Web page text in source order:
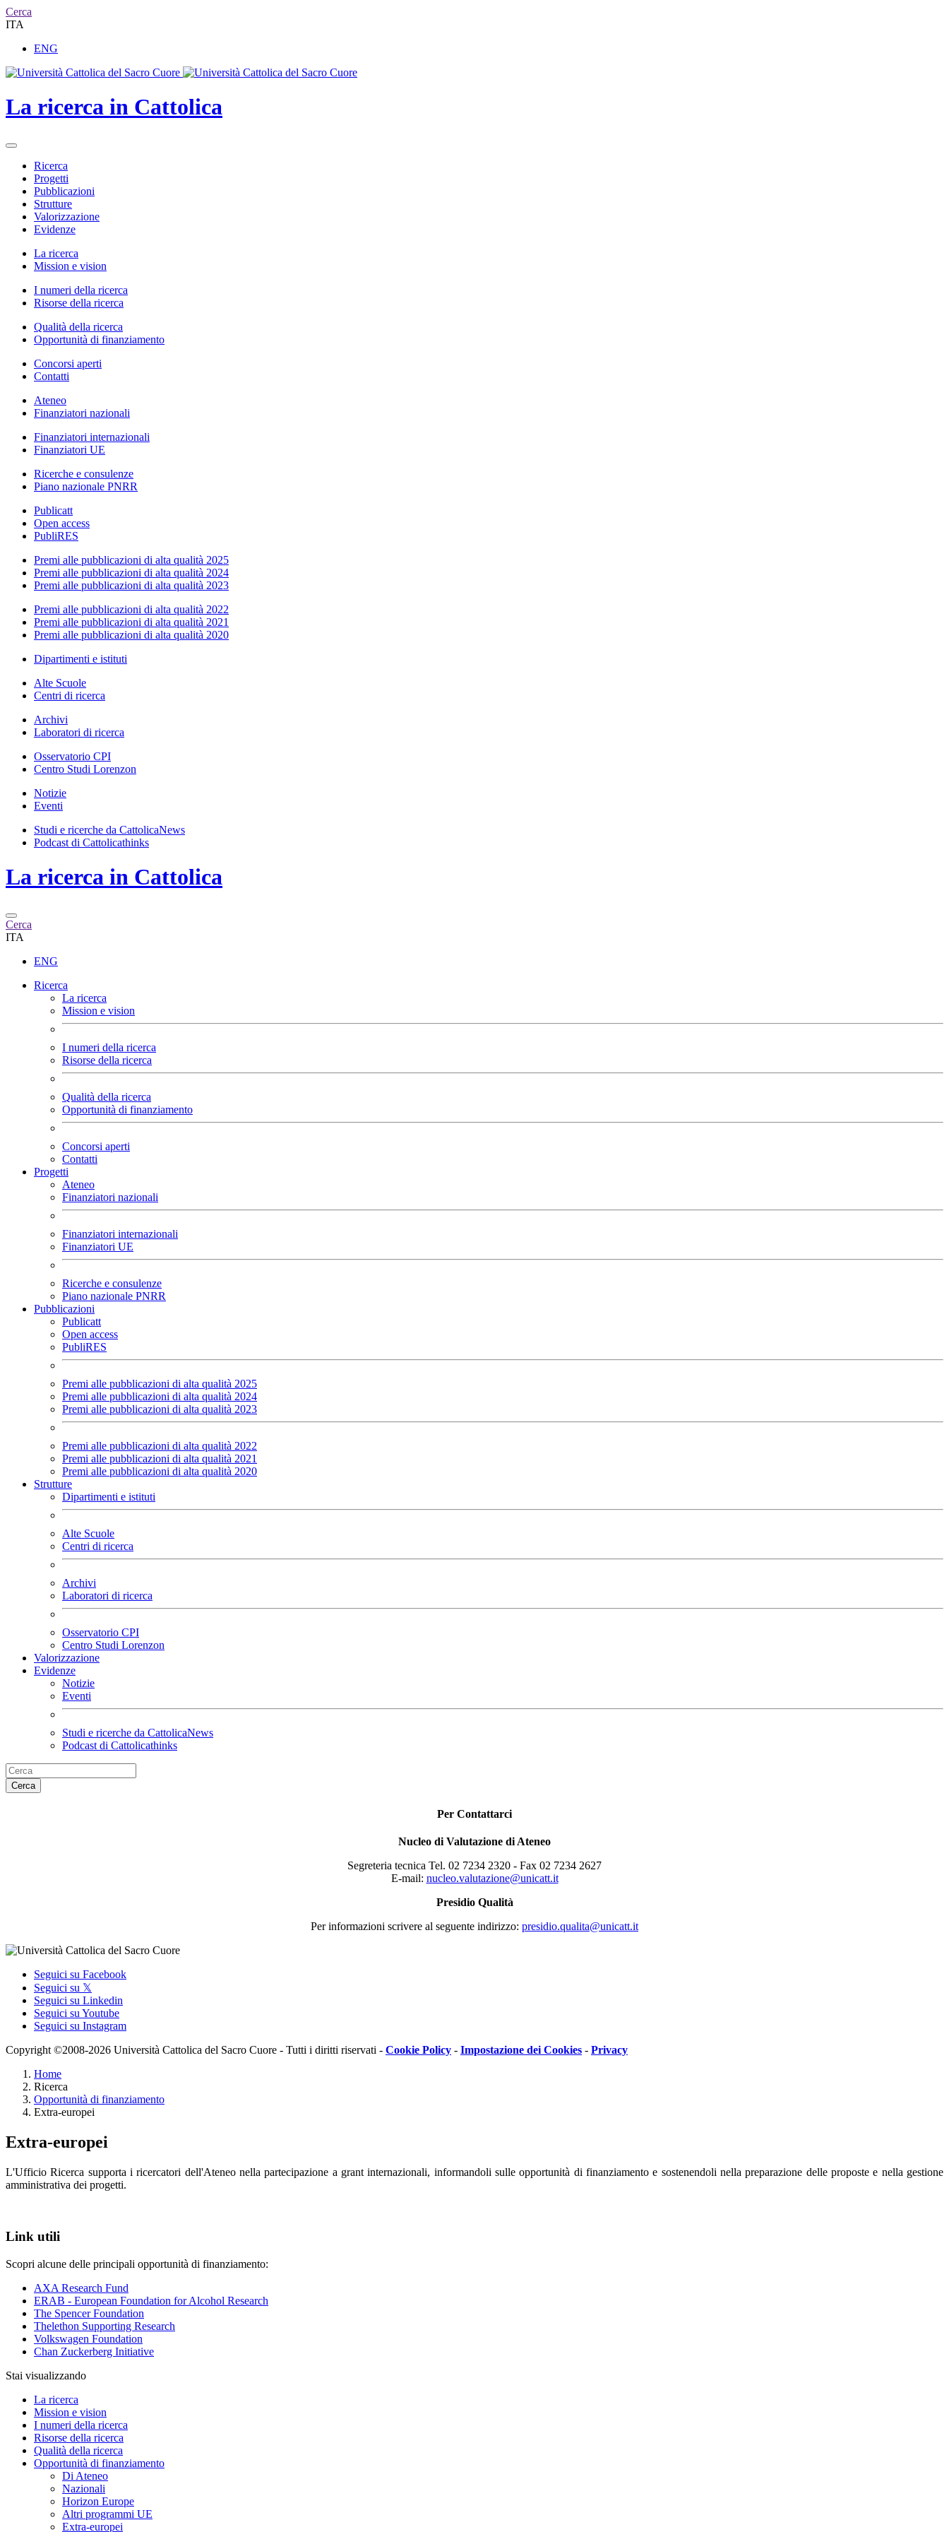
Cerca
ITA
ENG
La ricerca in Cattolica
Ricerca
Progetti
Pubblicazioni
Strutture
Valorizzazione
Evidenze
La ricerca
Mission e vision
I numeri della ricerca
Risorse della ricerca
Qualità della ricerca
Opportunità di finanziamento
Concorsi aperti
Contatti
Ateneo
Finanziatori nazionali
Finanziatori internazionali
Finanziatori UE
Ricerche e consulenze
Piano nazionale PNRR
Publicatt
Open access
PubliRES
Premi alle pubblicazioni di alta qualità 2025
Premi alle pubblicazioni di alta qualità 2024
Premi alle pubblicazioni di alta qualità 2023
Premi alle pubblicazioni di alta qualità 2022
Premi alle pubblicazioni di alta qualità 2021
Premi alle pubblicazioni di alta qualità 2020
Dipartimenti e istituti
Alte Scuole
Centri di ricerca
Archivi
Laboratori di ricerca
Osservatorio CPI
Centro Studi Lorenzon
Notizie
Eventi
Studi e ricerche da CattolicaNews
Podcast di Cattolicathinks
La ricerca in Cattolica
Cerca
ITA
ENG
Ricerca
La ricerca
Mission e vision
I numeri della ricerca
Risorse della ricerca
Qualità della ricerca
Opportunità di finanziamento
Concorsi aperti
Contatti
Progetti
Ateneo
Finanziatori nazionali
Finanziatori internazionali
Finanziatori UE
Ricerche e consulenze
Piano nazionale PNRR
Pubblicazioni
Publicatt
Open access
PubliRES
Premi alle pubblicazioni di alta qualità 2025
Premi alle pubblicazioni di alta qualità 2024
Premi alle pubblicazioni di alta qualità 2023
Premi alle pubblicazioni di alta qualità 2022
Premi alle pubblicazioni di alta qualità 2021
Premi alle pubblicazioni di alta qualità 2020
Strutture
Dipartimenti e istituti
Alte Scuole
Centri di ricerca
Archivi
Laboratori di ricerca
Osservatorio CPI
Centro Studi Lorenzon
Valorizzazione
Evidenze
Notizie
Eventi
Studi e ricerche da CattolicaNews
Podcast di Cattolicathinks
Cerca
Per Contattarci
Nucleo di Valutazione di Ateneo
Segreteria tecnica Tel. 02 7234 2320 - Fax 02 7234 2627
E-mail: nucleo.valutazione@unicatt.it
Presidio Qualità
Per informazioni scrivere al seguente indirizzo: presidio.qualita@unicatt.it
Seguici su Facebook
Seguici su 𝕏
Seguici su Linkedin
Seguici su Youtube
Seguici su Instagram
Copyright ©2008-2026 Università Cattolica del Sacro Cuore - Tutti i diritti riservati - Cookie Policy - Impostazione dei Cookies - Privacy
Home
Ricerca
Opportunità di finanziamento
Extra-europei
Extra-europei
L'Ufficio Ricerca supporta i ricercatori dell'Ateneo nella partecipazione a grant internazionali, informandoli sulle opportunità di finanziamento e sostenendoli nella preparazione delle proposte e nella gestione
amministrativa dei progetti.
Link utili
Scopri alcune delle principali opportunità di finanziamento:
AXA Research Fund
ERAB - European Foundation for Alcohol Research
The Spencer Foundation
Thelethon Supporting Research
Volkswagen Foundation
Chan Zuckerberg Initiative
Stai visualizzando
La ricerca
Mission e vision
I numeri della ricerca
Risorse della ricerca
Qualità della ricerca
Opportunità di finanziamento
Di Ateneo
Nazionali
Horizon Europe
Altri programmi UE
Extra-europei